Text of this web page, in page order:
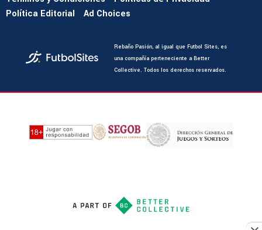
Política Editorial
Ad Choices
Rebaño Pasión, al igual que Futbol Sites, es
una compañía perteneciente a Better
Collective. Todos los derechos reservados.